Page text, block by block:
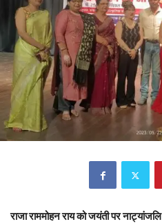
राजा राममोहन राय को जयंती पर नाट्यांजलि